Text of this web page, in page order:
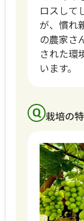
ロスして
が、慣れ
の農家さ
された環
います。
栽培の